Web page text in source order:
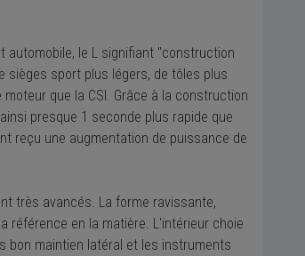
automobile, le L signifiant "construction
sièges sport plus légers, de tôles plus
que la CSI. Grâce à la construction
presque 1 seconde plus rapide que
reçu une augmentation de puissance de
très avancés. La forme ravissante,
référence en la matière. L'intérieur choie
bon maintien latéral et les instruments